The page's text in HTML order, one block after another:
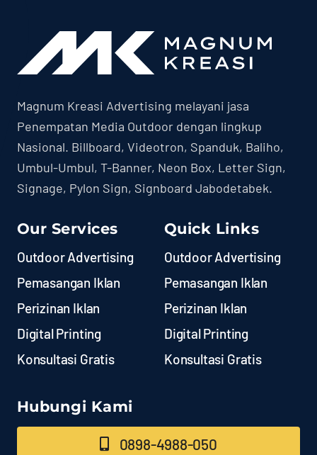
Magnum Kreasi Advertising melayani jasa
Penempatan Media Outdoor dengan lingkup
Nasional. Billboard, Videotron, Spanduk, Baliho,
Umbul-Umbul, T-Banner, Neon Box, Letter Sign,
Signage, Pylon Sign, Signboard Jabodetabek.
Our Services
Outdoor Advertising
Pemasangan Iklan
Perizinan Iklan
Digital Printing
Konsultasi Gratis
Quick Links
Outdoor Advertising
Pemasangan Iklan
Perizinan Iklan
Digital Printing
Konsultasi Gratis
Hubungi Kami
0898-4988-050